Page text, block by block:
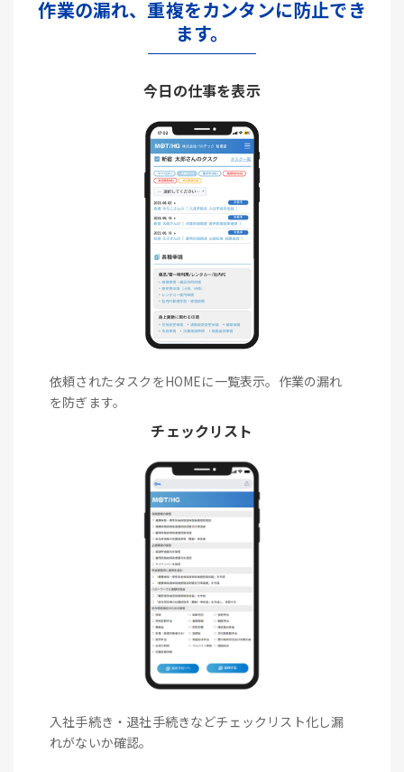
作業の漏れ、重複をカンタンに防止でき
ます。
今日の仕事を表示
依頼されたタスクをHOMEに一覧表示。作業の漏れ
を防ぎます。
チェックリスト
入社手続き・退社手続きなどチェックリスト化し漏
れがないか確認。